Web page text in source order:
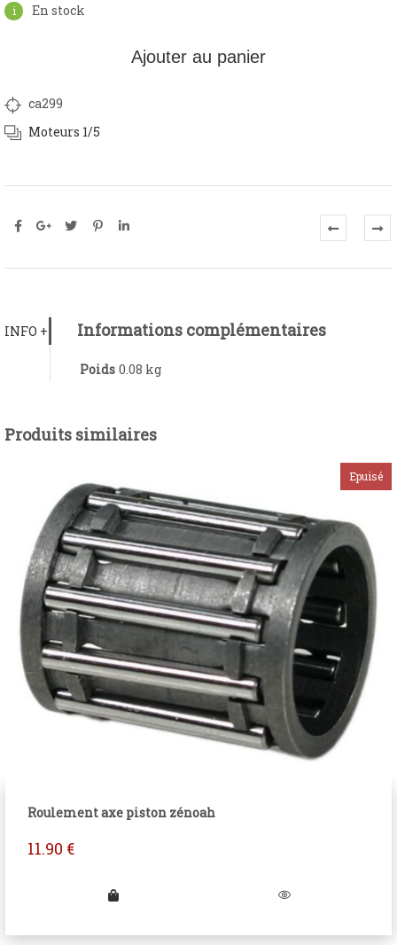
En stock
Ajouter au panier
ca299
Moteurs 1/5
INFO + Informations complémentaires
Poids 0.08 kg
Produits similaires
Roulement axe piston zénoah
11.90 €